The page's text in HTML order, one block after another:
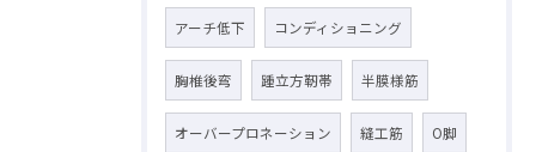
アーチ低下 コンディショニング
胸椎後弯 踵立方靭帯 半膜様筋
オーバープロネーション 縫工筋 O脚